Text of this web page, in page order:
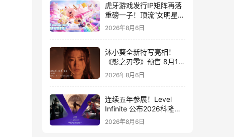
虎牙游戏发行IP矩阵再落
重磅一子！顶流“女明星”
ZANMANG LOOPY 正版
2026年8月6日
沐小葵全新特写亮相！
《影之刃零》预售 8月12
日开启
2026年8月6日
连续五年参展！Level
Infinite 公布2026科隆游
戏展产品阵容
2026年8月6日